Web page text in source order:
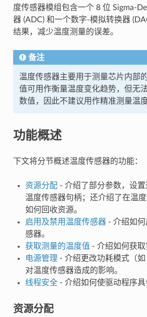
度传感器模组包含一个 8 位 Sigma-
器 (ADC) 和一个数字-模拟转换器
结果，减少温度测量的误差。
备注
温度传感器主要用于测量芯片内部
值可用作衡量温度变化趋势，但无
数值，因此不建议用作精准测量温度
功能概述
下文将分节概述温度传感器的功能：
资源分配- 介绍了部分参数，设置
温度传感器句柄；还介绍了在温
如何回收资源。
启用及禁用温度传感器- 介绍如何
感器。
获取测量的温度值 - 介绍如何获取
电源管理 - 介绍更改功耗模式（如
对温度传感器造成的影响。
线程安全- 介绍如何使驱动程序具
资源分配